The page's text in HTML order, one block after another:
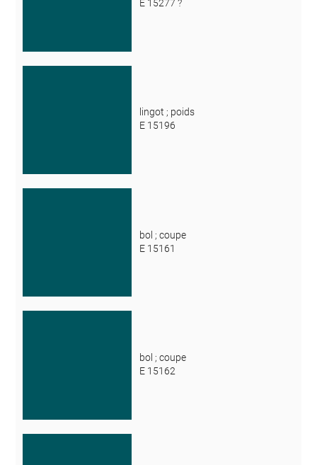
E 15277 ?
lingot ; poids
E 15196
bol ; coupe
E 15161
bol ; coupe
E 15162